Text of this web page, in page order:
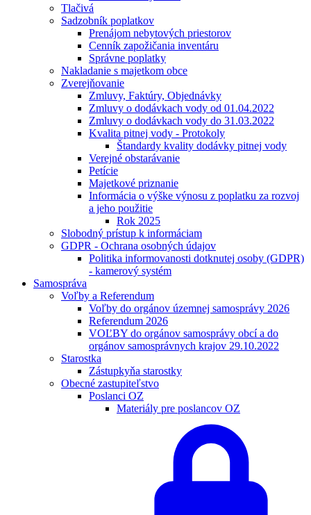
Tlačivá
Sadzobník poplatkov
Prenájom nebytových priestorov
Cenník zapožičania inventáru
Správne poplatky
Nakladanie s majetkom obce
Zverejňovanie
Zmluvy, Faktúry, Objednávky
Zmluvy o dodávkach vody od 01.04.2022
Zmluvy o dodávkach vody do 31.03.2022
Kvalita pitnej vody - Protokoly
Štandardy kvality dodávky pitnej vody
Verejné obstarávanie
Petície
Majetkové priznanie
Informácia o výške výnosu z poplatku za rozvoj
a jeho použitie
Rok 2025
Slobodný prístup k informáciam
GDPR - Ochrana osobných údajov
Politika informovanosti dotknutej osoby (GDPR)
- kamerový systém
Samospráva
Voľby a Referendum
Voľby do orgánov územnej samosprávy 2026
Referendum 2026
VOĽBY do orgánov samosprávy obcí a do
orgánov samosprávnych krajov 29.10.2022
Starostka
Zástupkyňa starostky
Obecné zastupiteľstvo
Poslanci OZ
Materiály pre poslancov OZ